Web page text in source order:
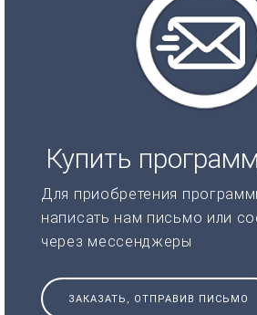
Купить
Для приобретения
написать нам письмо или
через мессенджеры
ЗАКАЗАТЬ, ОТПРАВИВ ПИСЬМО